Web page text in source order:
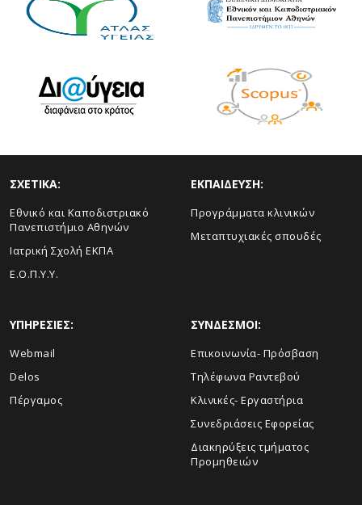
ΣΧΕΤΙΚΑ:
Εθνικό και Καποδιστριακό
Πανεπιστήμιο Αθηνών
Ιατρική Σχολή ΕΚΠΑ
Ε.Ο.Π.Υ.Υ.
ΕΚΠΑΙΔΕΥΣΗ:
Προγράμματα κλινικών
Μεταπτυχιακές σπουδές
ΥΠΗΡΕΣΙΕΣ:
Webmail
Delos
Πέργαμος
ΣΥΝΔΕΣΜΟΙ:
Επικοινωνία- Πρόσβαση
Τηλέφωνα Ραντεβού
Κλινικές- Εργαστήρια
Συνεδριάσεις Εφορείας
Διακηρύξεις τμήματος
Προμηθειών